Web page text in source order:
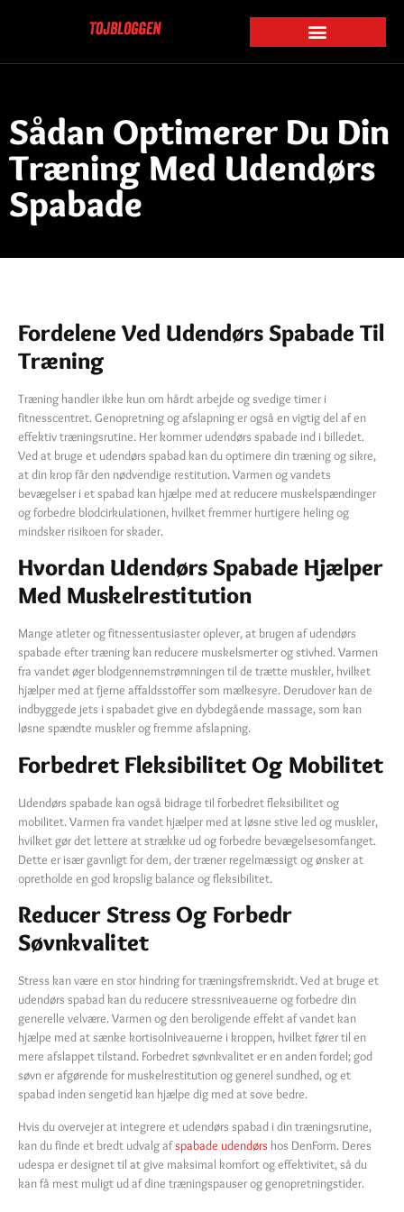
Sådan Optimerer Du Din
Træning Med Udendørs
Spabade
Fordelene Ved Udendørs Spabade Til
Træning
Træning handler ikke kun om hårdt arbejde og svedige timer i
fitnesscentret. Genopretning og afslapning er også en vigtig del af en
effektiv træningsrutine. Her kommer udendørs spabade ind i billedet.
Ved at bruge et udendørs spabad kan du optimere din træning og sikre,
at din krop får den nødvendige restitution. Varmen og vandets
bevægelser i et spabad kan hjælpe med at reducere muskelspændinger
og forbedre blodcirkulationen, hvilket fremmer hurtigere heling og
mindsker risikoen for skader.
Hvordan Udendørs Spabade Hjælper
Med Muskelrestitution
Mange atleter og fitnessentusiaster oplever, at brugen af udendørs
spabade efter træning kan reducere muskelsmerter og stivhed. Varmen
fra vandet øger blodgennemstrømningen til de trætte muskler, hvilket
hjælper med at fjerne affaldsstoffer som mælkesyre. Derudover kan de
indbyggede jets i spabadet give en dybdegående massage, som kan
løsne spændte muskler og fremme afslapning.
Forbedret Fleksibilitet Og Mobilitet
Udendørs spabade kan også bidrage til forbedret fleksibilitet og
mobilitet. Varmen fra vandet hjælper med at løsne stive led og muskler,
hvilket gør det lettere at strække ud og forbedre bevægelsesomfanget.
Dette er især gavnligt for dem, der træner regelmæssigt og ønsker at
opretholde en god kropslig balance og fleksibilitet.
Reducer Stress Og Forbedr
Søvnkvalitet
Stress kan være en stor hindring for træningsfremskridt. Ved at bruge et
udendørs spabad kan du reducere stressniveauerne og forbedre din
generelle velvære. Varmen og den beroligende effekt af vandet kan
hjælpe med at sænke kortisolniveauerne i kroppen, hvilket fører til en
mere afslappet tilstand. Forbedret søvnkvalitet er en anden fordel; god
søvn er afgørende for muskelrestitution og generel sundhed, og et
spabad inden sengetid kan hjælpe dig med at sove bedre.
Hvis du overvejer at integrere et udendørs spabad i din træningsrutine,
kan du finde et bredt udvalg afspabade udendørs hos DenForm. Deres
udespa er designet til at give maksimal komfort og effektivitet, så du
kan få mest muligt ud af dine træningspauser og genopretningstider.